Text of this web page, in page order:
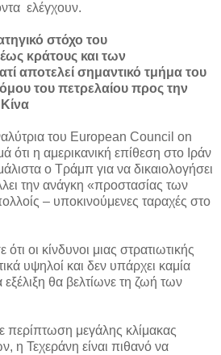
ελέγχουν.
στόχο του
κράτους και των
αποτελεί σημαντικό τμήμα του
του πετρελαίου προς την
του European Council on
ότι η αμερικανική επίθεση στο Ιράν
ο Τράμπ για να δικαιολογήσει
την ανάγκη «προστασίας των
– υποκινούμενες ταραχές στο
οι κίνδυνοι μιας στρατιωτικής
υψηλοί και δεν υπάρχει καμία
θα βελτίωνε τη ζωή των
περίπτωση μεγάλης κλίμακας
η Τεχεράνη είναι πιθανό να